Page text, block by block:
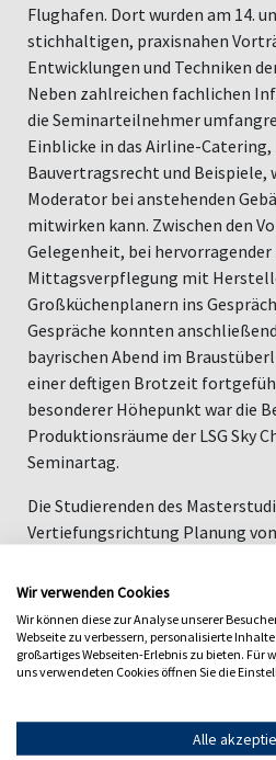
Flughafen. Dort wurden am 14.
stichhaltigen, praxisnahen
Entwicklungen und Techniken
Neben zahlreichen fachlichen
die Seminarteilnehmer
Einblicke in das Airline-
Bauvertragsrecht und Beispiele,
Moderator bei anstehenden
mitwirken kann. Zwischen den
Gelegenheit, bei hervorragender
Mittagsverpflegung mit
Großküchenplanern ins
Gespräche konnten
bayrischen Abend im
einer deftigen Brotzeit
besonderer Höhepunkt war die
Produktionsräume der LSG Sky
Seminartag.
Die Studierenden des
Vertiefungsrichtung Planung
FachAkademieGroßküche für die
wertvollen Informationen und
Autor: Prof. Dr. Peter Schwarz
Wir verwenden Cookies
Wir können diese zur Analyse unserer
Webseite zu verbessern, personalisierte
großartiges Webseiten-Erlebnis zu bieten. Für
uns verwendeten Cookies öffnen Sie die
Alle